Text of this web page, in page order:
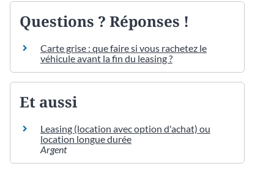
Questions ? Réponses !
Carte grise : que faire si vous rachetez le
véhicule avant la fin du leasing ?
Et aussi
Leasing (location avec option d'achat) ou
location longue durée
Argent